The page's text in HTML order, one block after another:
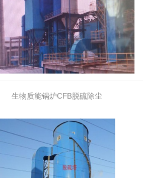
生物质能锅炉CFB脱硫除尘